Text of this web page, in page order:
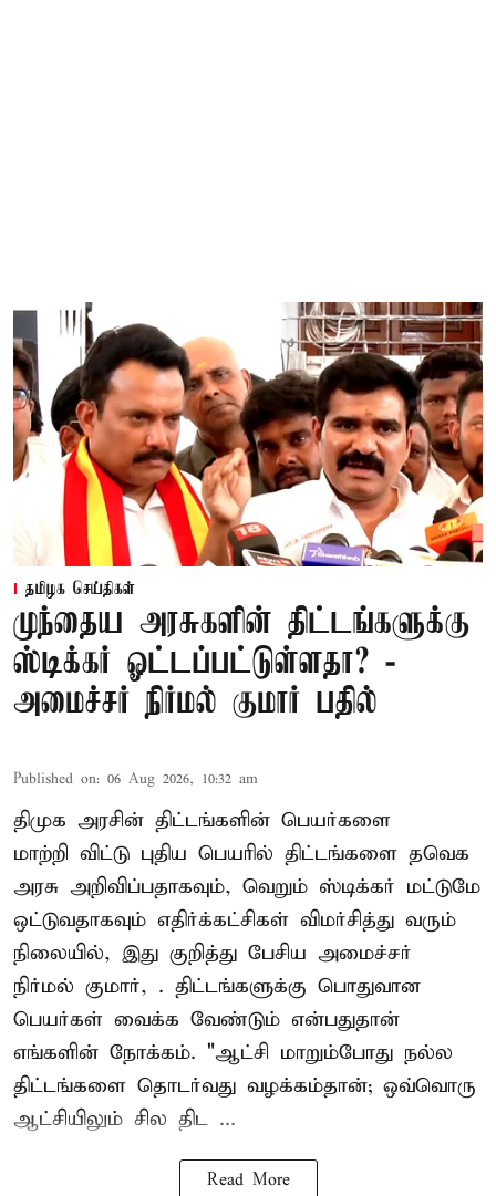
தமிழக செய்திகள்
முந்தைய அரசுகளின் திட்டங்களுக்கு
ஸ்டிக்கர் ஓட்டப்பட்டுள்ளதா? -
அமைச்சர் நிர்மல் குமார் பதில்
Published on: 06 Aug 2026, 10:32 am
திமுக அரசின் திட்டங்களின் பெயர்களை
மாற்றி விட்டு புதிய பெயரில் திட்டங்களை தவெக
அரசு அறிவிப்பதாகவும், வெறும் ஸ்டிக்கர் மட்டுமே
ஒட்டுவதாகவும் எதிர்க்கட்சிகள் விமர்சித்து வரும்
நிலையில், இது குறித்து பேசிய அமைச்சர்
நிர்மல் குமார், . திட்டங்களுக்கு பொதுவான
பெயர்கள் வைக்க வேண்டும் என்பதுதான்
எங்களின் நோக்கம். "ஆட்சி மாறும்போது நல்ல
திட்டங்களை தொடர்வது வழக்கம்தான்; ஒவ்வொரு
ஆட்சியிலும் சில திட ...
Read More